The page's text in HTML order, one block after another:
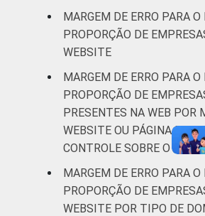
¹ Base: 6944 empresas que
acesso à Internet, com 10
segmentos da CNAE 2.0 (C,
N, R e S). Estimativa:
Respostas estimuladas.
entre setembro de 2014 e
Fonte: NIC.br - set 2014 /
MARGEM DE ERRO PARA
PROPORÇÃO DE
WEBSITE
MARGEM DE ERRO PARA
PROPORÇÃO DE
PRESENTES NA WEB POR
WEBSITE OU PÁGINA DE
CONTROLE SOBRE O
MARGEM DE ERRO PARA
PROPORÇÃO DE
WEBSITE POR TIPO DE